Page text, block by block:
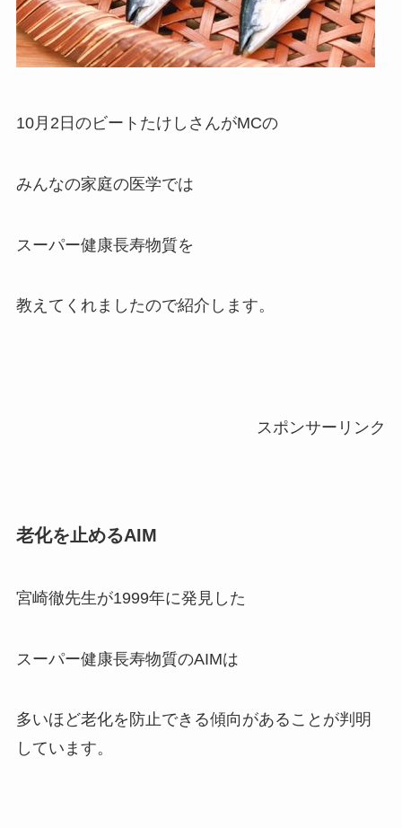
10月2日のビートたけしさんがMCの
みんなの家庭の医学では
スーパー健康長寿物質を
教えてくれましたので紹介します。
スポンサーリンク
老化を止めるAIM
宮崎徹先生が1999年に発見した
スーパー健康長寿物質のAIMは
多いほど老化を防止できる傾向があることが判明
しています。